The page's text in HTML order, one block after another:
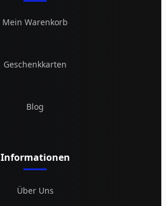
Mein Warenkorb
Geschenkkarten
Blog
Informationen
Über Uns